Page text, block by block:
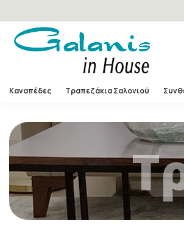
Καναπέδες Τραπεζάκια Σαλονιού